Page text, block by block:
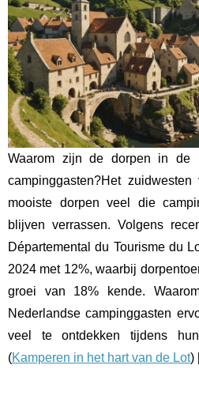
Waarom zijn de dorpen in de
campinggasten?Het
mooiste dorpen veel die
blijven verrassen. Volgens
Départemental du Tourisme du
2024 met 12%, waarbij
groei van 18% kende.
Nederlandse campinggasten
veel te ontdekken tijdens
(Kamperen in het hart van de Lot)